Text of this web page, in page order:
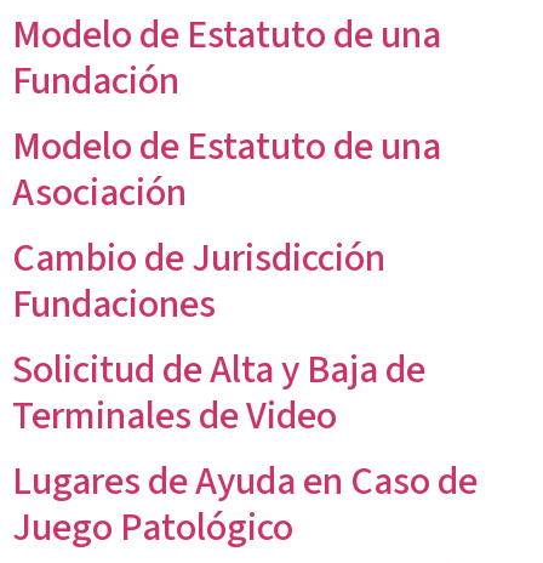
Modelo de Estatuto de una
Fundación
Modelo de Estatuto de una
Asociación
Cambio de Jurisdicción
Fundaciones
Solicitud de Alta y Baja de
Terminales de Video
Lugares de Ayuda en Caso de
Juego Patológico